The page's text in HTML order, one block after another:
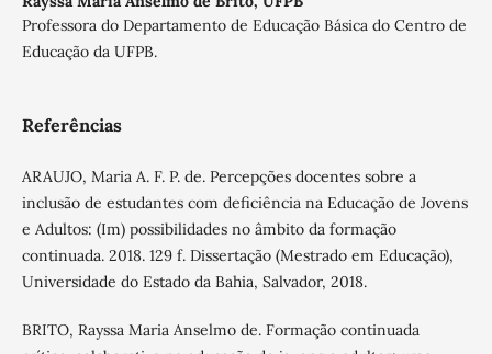
Professora do Departamento de Educação Básica do Centro de
Educação da UFPB.
Referências
ARAUJO, Maria A. F. P. de. Percepções docentes sobre a
inclusão de estudantes com deficiência na Educação de Jovens
e Adultos: (Im) possibilidades no âmbito da formação
continuada. 2018. 129 f. Dissertação (Mestrado em Educação),
Universidade do Estado da Bahia, Salvador, 2018.
BRITO, Rayssa Maria Anselmo de. Formação continuada